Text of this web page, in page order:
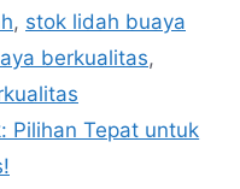
, stok lidah buaya
berkualitas,
Pilihan Tepat untuk